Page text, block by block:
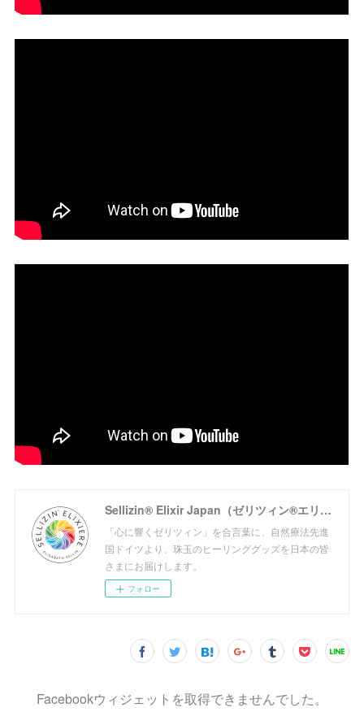
Sellizin® Elixir Japan（ゼリツィン®エリクサージャパン公式サイト）
「心に響くゼリツィン」を合言葉に、自然療法先進
国ドイツより、珠玉のヒーリンググッズを日本の皆
さまにお届けします。
フォロー
Facebookウィジェットを取得できませんでした。